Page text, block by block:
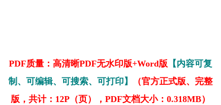
PDF质量：高清晰PDF无水印版+Word版 【内容可复
制、可编辑、可搜索、可打印】
（官方正式版、完整
版，共计：12P（页），PDF文档大小：0.318MB）